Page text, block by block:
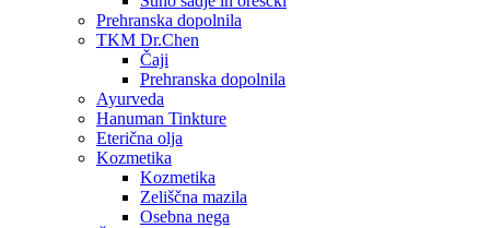
Prehranska dopolnila
TKM Dr.Chen
Čaji
Prehranska dopolnila
Ayurveda
Hanuman Tinkture
Eterična olja
Kozmetika
Kozmetika
Zeliščna mazila
Osebna nega